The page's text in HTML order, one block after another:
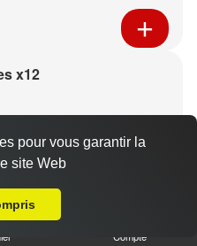
x12
Compte
pour vous garantir la
site Web